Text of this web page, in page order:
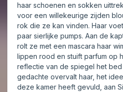
haar schoenen en sokken
voor een willekeurige zijden
rok die ze kan vinden. Haar
paar sierlijke pumps. Aan de
rolt ze met een mascara haar
lippen rood en stuift parfum op
reflectie van de spiegel het
gedachte overvalt haar, het idee
deze kamer heeft gevuld, aan